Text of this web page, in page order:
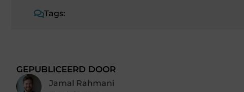
Tags:
GEPUBLICEERD DOOR
Jamal Rahmani